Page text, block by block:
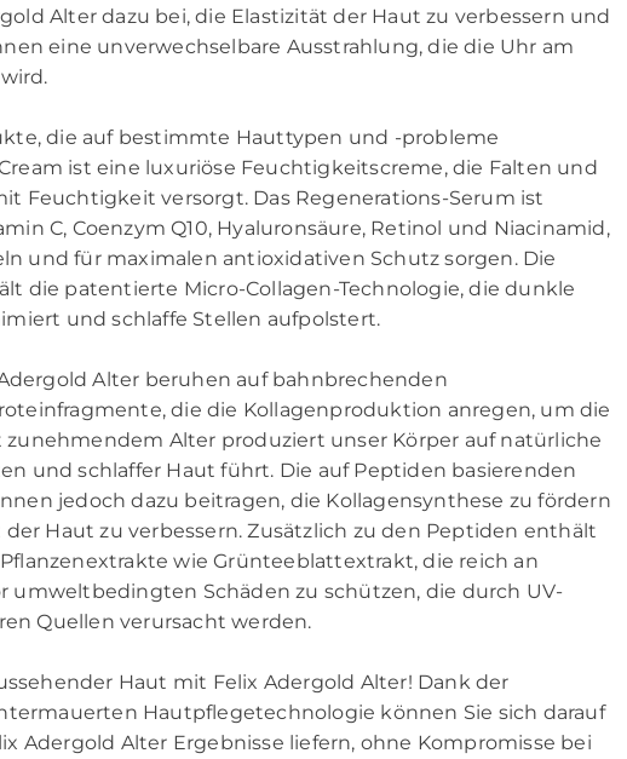
Alter dazu bei, die Elastizität der Haut zu verbessern und
eine unverwechselbare Ausstrahlung, die die Uhr am
die auf bestimmte Hauttypen und -probleme
ist eine luxuriöse Feuchtigkeitscreme, die Falten und
Feuchtigkeit versorgt. Das Regenerations-Serum ist
C, Coenzym Q10, Hyaluronsäure, Retinol und Niacinamid,
und für maximalen antioxidativen Schutz sorgen. Die
die patentierte Micro-Collagen-Technologie, die dunkle
und schlaffe Stellen aufpolstert.
Alter beruhen auf bahnbrechenden
die die Kollagenproduktion anregen, um die
zunehmendem Alter produziert unser Körper auf natürliche
und schlaffer Haut führt. Die auf Peptiden basierenden
jedoch dazu beitragen, die Kollagensynthese zu fördern
Haut zu verbessern. Zusätzlich zu den Peptiden enthält
wie Grünteeblattextrakt, die reich an
umweltbedingten Schäden zu schützen, die durch UV-
Quellen verursacht werden.
Haut mit Felix Adergold Alter! Dank der
Hautpflegetechnologie können Sie sich darauf
Adergold Alter Ergebnisse liefern, ohne Kompromisse bei